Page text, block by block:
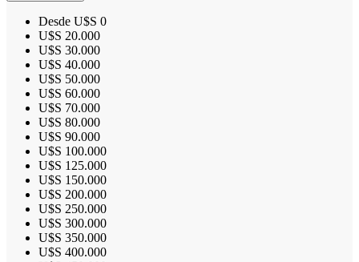
Desde U$S 0
U$S 20.000
U$S 30.000
U$S 40.000
U$S 50.000
U$S 60.000
U$S 70.000
U$S 80.000
U$S 90.000
U$S 100.000
U$S 125.000
U$S 150.000
U$S 200.000
U$S 250.000
U$S 300.000
U$S 350.000
U$S 400.000